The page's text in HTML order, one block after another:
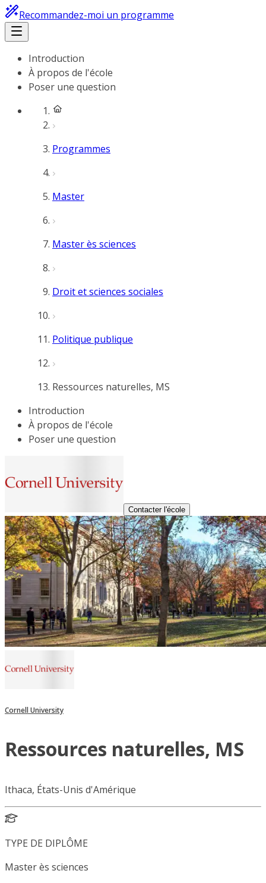
Recommandez-moi un programme
Introduction
À propos de l'école
Poser une question
Programmes
Master
Master ès sciences
Droit et sciences sociales
Politique publique
Ressources naturelles, MS
Introduction
À propos de l'école
Poser une question
Contacter l'école
Cornell University
Ressources naturelles, MS
Ithaca, États-Unis d'Amérique
TYPE DE DIPLÔME
Master ès sciences